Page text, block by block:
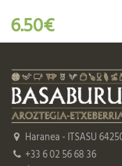
6.50€
Haranea - ITSASU
+33 6 02 56 68 36